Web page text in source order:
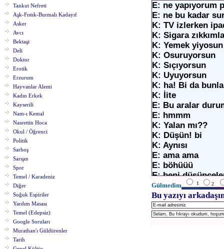
Tankut Nefreti
Aşk-Fıstık-Burmalı Kadayıf
Asker
Avcı
Bektaşi
Deli
Doktor
Erotik
Erzurum
Hayvanlar Alemi
Kadın Erkek
Kayserili
Nam-ı Kemal
Nasrettin Hoca
Okul / Öğrenci
Politik
Sarhoş
Sarışın
Spor
Temel / Karadeniz
Diğer
Soğuk Espiriler
Yardım Masası
Temel (Edepsiz)
Google Soruları
Murathan'ı Güldürenler
Tarih
E: ne yapıyorum
E: ne bu kadar
K: TV izlerken
K: Sigara
K: Yemek yiyosun
K: Osuruyorsun
K: Sıçıyorsun
K: Uyuyorsun
K: ha! Bi da
K: İite
E: Bu aralar
E: hmmm
K: Yalan mı??
K: Düşün! bi
K: Aynısı
E: ama ama
E: böhüüü
E: beni
K: Gark ol
Gülmedim 1 2
Bu yazıyı